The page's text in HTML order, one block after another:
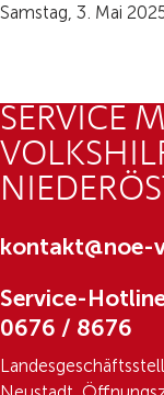
Samstag, 3. Mai
SERVICE
kontakt@noe-
Service-
0676 / 8676